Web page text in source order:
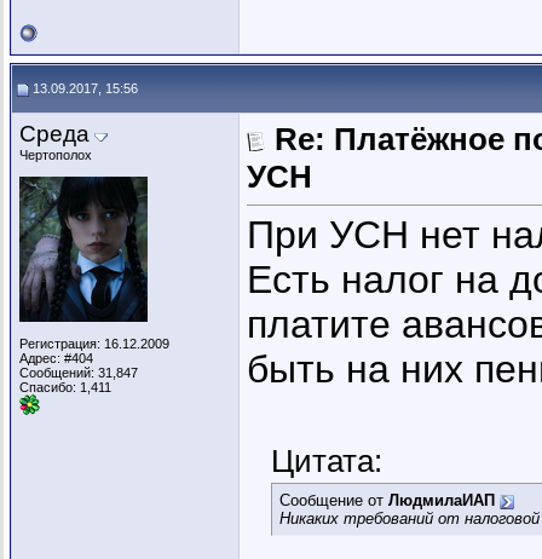
13.09.2017, 15:56
Среда
Чертополох
Регистрация: 16.12.2009
Адрес: #404
Сообщений: 31,847
Спасибо: 1,411
Re: Платёжное
УСН
При УСН нет
Есть налог на
платите
быть на них
Цитата:
Сообщение от ЛюдмилаИАП
Никаких требований от